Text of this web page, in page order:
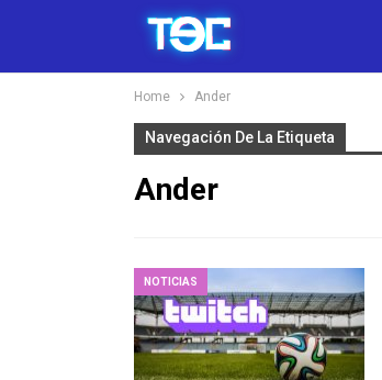
Home Ander
Navegación De La Etiqueta
Ander
NOTICIAS